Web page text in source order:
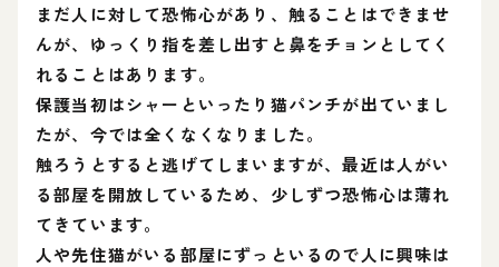
まだ人に対して恐怖心があり、触ることはできませ
んが、ゆっくり指を差し出すと鼻をチョンとしてく
れることはあります。
保護当初はシャーといったり猫パンチが出ていまし
たが、今では全くなくなりました。
触ろうとすると逃げてしまいますが、最近は人がい
る部屋を開放しているため、少しずつ恐怖心は薄れ
てきています。
人や先住猫がいる部屋にずっといるので人に興味は